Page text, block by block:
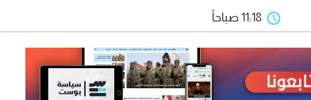
11:18 صباحاً